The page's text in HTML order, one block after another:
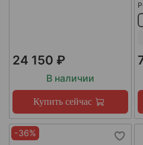
24 150 ₽
В наличии
Купить сейчас
-36%